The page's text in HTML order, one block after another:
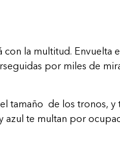
la multitud. Envuelta
por miles de
tamaño de los tronos,
azul te multan por